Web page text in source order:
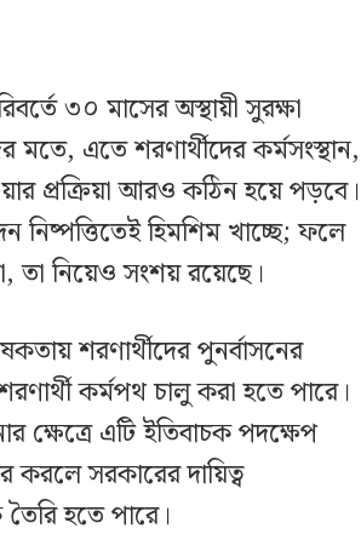
৩০ মাসের অস্থায়ী সুরক্ষা
মতে, এতে শরণার্থীদের কর্মসংস্থান,
প্রক্রিয়া আরও কঠিন হয়ে পড়বে।
নিষ্পত্তিতেই হিমশিম খাচ্ছে; ফলে
তা নিয়েও সংশয় রয়েছে।
শরণার্থীদের পুনর্বাসনের
কর্মপথ চালু করা হতে পারে।
ক্ষেত্রে এটি ইতিবাচক পদক্ষেপ
সরকারের দায়িত্ব
হতে পারে।